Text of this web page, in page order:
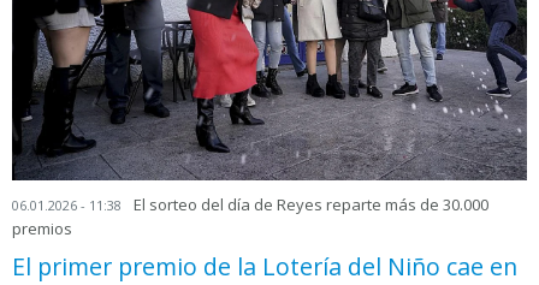
06.01.2026 - 11:38
El sorteo del día de Reyes reparte más de 30.000
premios
El primer premio de la Lotería del Niño cae en